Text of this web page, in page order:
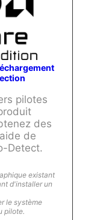
pilotes
des
de
Detect.
existant
d'installer un
le système
pilote.